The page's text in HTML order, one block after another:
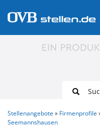
Stellenangebote Firmenprofile
Seemannshausen